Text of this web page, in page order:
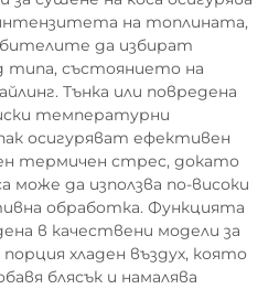
на топлината,
да избират
типа, състоянието на
Тънка или повредена
температурни
осигуряват ефективен
термичен стрес, докато
може да използва по-високи
обработка. Функцията
в качествени модели за
хладен въздух, която
блясък и намалява